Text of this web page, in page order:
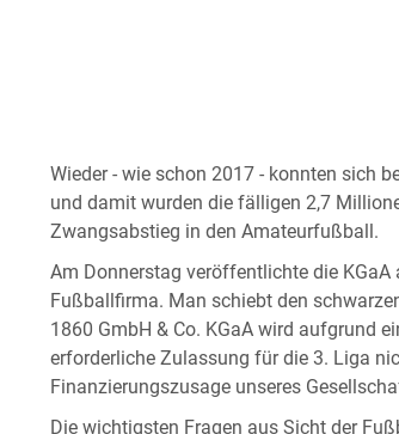
Wieder - wie schon 2017 - konnten sich
und damit wurden die fälligen 2,7
Zwangsabstieg in den Amateurfußball.
Am Donnerstag veröffentlichte die
Fußballfirma. Man schiebt den
1860 GmbH & Co. KGaA wird aufgrund
erforderliche Zulassung für die 3. Liga
Finanzierungszusage unseres
Die wichtigsten Fragen aus Sicht der